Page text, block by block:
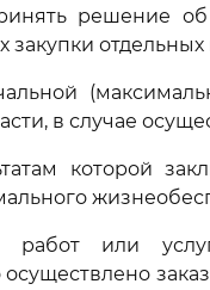
решение об
закупки
в случае
которой
работ или
осуществлено